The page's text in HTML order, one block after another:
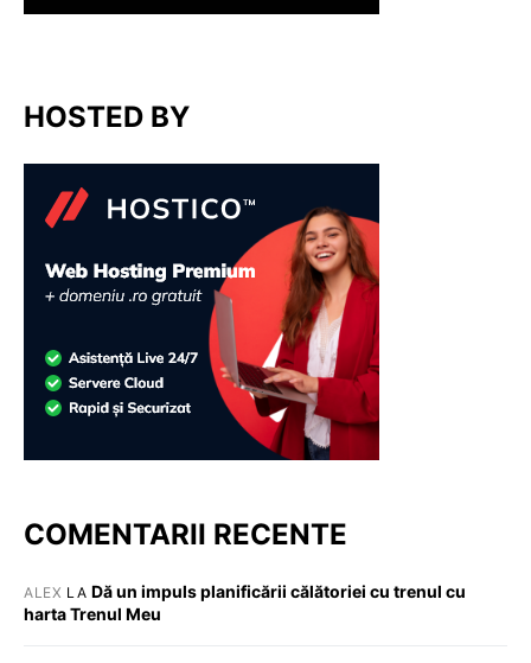
HOSTED BY
COMENTARII RECENTE
ALEX LA Dă un impuls planificării călătoriei cu trenul cu
harta Trenul Meu